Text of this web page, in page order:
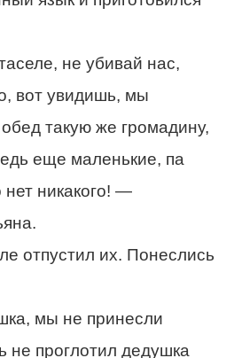
не убивай нас,
вот увидишь, мы
такую же громадину,
еще маленькие, па
никакого! —
отпустил их. Понеслись
мы не принесли
не проглотил дедушка